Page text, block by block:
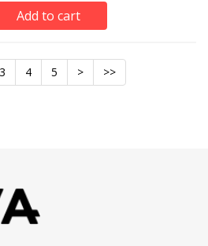
Add to cart
3 4 5 > >>